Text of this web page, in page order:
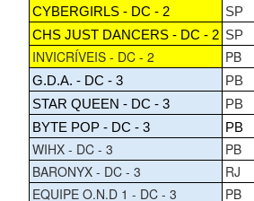
CYBERGIRLS - DC - 2 SP
CHS JUST DANCERS - DC - 2 SP
INVICRÍVEIS - DC - 2
PB
G.D.A. - DC - 3 PB
STAR QUEEN - DC - 3 PB
BYTE POP - DC - 3 PB
WIHX - DC - 3
PB
BARONYX - DC - 3
RJ
EQUIPE O.N.D 1 - DC - 3
PB